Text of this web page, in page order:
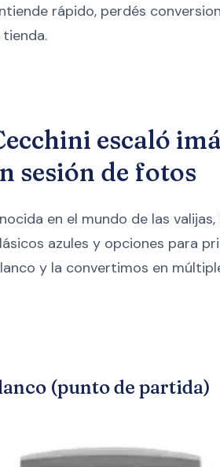
rápido, perdés
tienda.
escaló
sesión de fotos
en el mundo de las
azules y opciones para
y la convertimos en
(punto de partida)